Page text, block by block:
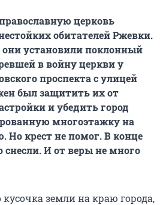
церковь
обитателей Ржевки.
они установили поклонный
в войну церкви у
проспекта с улицей
был защитить их от
и убедить город
многоэтажку на
Но крест не помог. В конце
снесли. И от веры не много
земли на краю города,